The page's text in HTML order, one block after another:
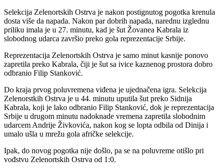
Selekcija Zelenortskih Ostrva je nakon postignutog pogotka krenula
dosta više da napada. Nakon par dobrih napada, narednu izglednu
priliku imala je u 27. minutu, kad je šut Žovanea Kabrala iz
slobodnog udarca završio preko gola reprezentacije Srbije.
Reprezentacija Zelenortskih Ostrva je samo minut kasnije ponovo
zapretila preko Kabrala, čiji je šut sa ivice kaznenog prostora dobro
odbranio Filip Stanković.
Do kraja prvog poluvremena viđena je ujednačena igra. Selekcija
Zelenorstkih Ostrva je u 44. minutu uputila šut preko Sidnija
Kabrala, koji je lako odbranio Filip Stanković, dok je reprezentacija
Srbije u drugom minutu nadoknade vremena zapretila slobodnim
udarcem Andrije Živkovića, nakon kog se lopta odbila od Dinija i
umalo ušla u mrežu gola afričke selekcije.
Ipak, do novog pogotka nije došlo, pa se na poluvreme otišlo pri
vođstvu Zelenortskih Ostrva od 1:0.